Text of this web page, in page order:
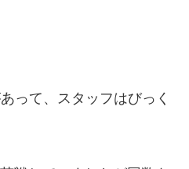
って、スタッフはびっく